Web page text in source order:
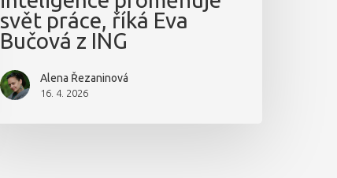
svět práce, říká Eva
Bučová z ING
Alena Řezaninová
16. 4. 2026